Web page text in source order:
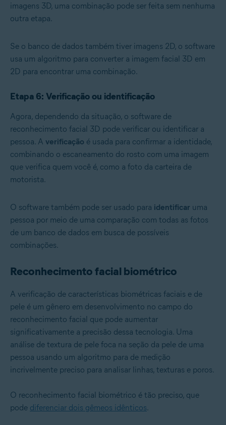
imagens 3D, uma combinação pode ser feita sem nenhuma
outra etapa.
Se o banco de dados também tiver imagens 2D, o software
usa um algoritmo para converter a imagem facial 3D em
2D para encontrar uma combinação.
Etapa 6: Verificação ou identificação
Agora, dependendo da situação, o software de
reconhecimento facial 3D pode verificar ou identificar a
pessoa. A verificação é usada para confirmar a identidade,
combinando o escaneamento do rosto com uma imagem
que verifica quem você é, como a foto da carteira de
motorista.
O software também pode ser usado para identificar uma
pessoa por meio de uma comparação com todas as fotos
de um banco de dados em busca de possíveis
combinações.
Reconhecimento facial biométrico
A verificação de características biométricas faciais e de
pele é um gênero em desenvolvimento no campo do
reconhecimento facial que pode aumentar
significativamente a precisão dessa tecnologia. Uma
análise de textura de pele foca na seção da pele de uma
pessoa usando um algoritmo para de medição
incrivelmente preciso para analisar linhas, texturas e poros.
O reconhecimento facial biométrico é tão preciso, que
pode diferenciar dois gêmeos idênticos.